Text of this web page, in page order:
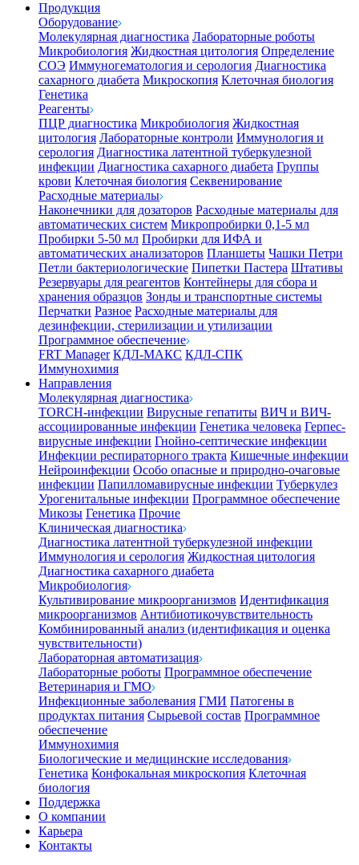
Продукция
Оборудование
Молекулярная диагностика Лабораторные роботы
Микробиология Жидкостная цитология Определение
СОЭ Иммуногематология и серология Диагностика
сахарного диабета Микроскопия Клеточная биология
Генетика
Реагенты
ПЦР диагностика Микробиология Жидкостная
цитология Лабораторные контроли Иммунология и
серология Диагностика латентной туберкулезной
инфекции Диагностика сахарного диабета Группы
крови Клеточная биология Секвенирование
Расходные материалы
Наконечники для дозаторов Расходные материалы для
автоматических систем Микропробирки 0,1-5 мл
Пробирки 5-50 мл Пробирки для ИФА и
автоматических анализаторов Планшеты Чашки Петри
Петли бактериологические Пипетки Пастера Штативы
Резервуары для реагентов Контейнеры для сбора и
хранения образцов Зонды и транспортные системы
Перчатки Разное Расходные материалы для
дезинфекции, стерилизации и утилизации
Программное обеспечение
FRT Manager КДЛ-МАКС КДЛ-СПК
Иммунохимия
Направления
Молекулярная диагностика
TORCH-инфекции Вирусные гепатиты ВИЧ и ВИЧ-
ассоциированные инфекции Генетика человека Герпес-
вирусные инфекции Гнойно-септические инфекции
Инфекции респираторного тракта Кишечные инфекции
Нейроинфекции Особо опасные и природно-очаговые
инфекции Папилломавирусные инфекции Туберкулез
Урогенитальные инфекции Программное обеспечение
Микозы Генетика Прочие
Клиническая диагностика
Диагностика латентной туберкулезной инфекции
Иммунология и серология Жидкостная цитология
Диагностика сахарного диабета
Микробиология
Культивирование микроорганизмов Идентификация
микроорганизмов Антибиотикочувствительность
Комбинированный анализ (идентификация и оценка
чувствительности)
Лабораторная автоматизация
Лабораторные роботы Программное обеспечение
Ветеринария и ГМО
Инфекционные заболевания ГМИ Патогены в
продуктах питания Сырьевой состав Программное
обеспечение
Иммунохимия
Биологические и медицинские исследования
Генетика Конфокальная микроскопия Клеточная
биология
Поддержка
О компании
Карьера
Контакты